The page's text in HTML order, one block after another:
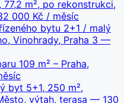
m², po rekonstrukci,
000 Kč / měsíc
bytu 2+1 / malý
Vinohrady, Praha 3 —
109 m² – Praha,
byt 5+1, 250 m²,
výtah, terasa — 130